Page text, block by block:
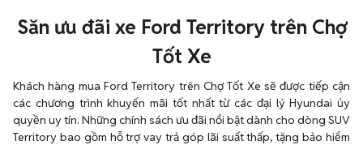
Săn ưu đãi xe Ford Territory trên Chợ
Tốt Xe
Khách hàng mua Ford Territory trên Chợ Tốt Xe sẽ được tiếp cận
các chương trình khuyến mãi tốt nhất từ các đại lý Hyundai ủy
quyền uy tín. Những chính sách ưu đãi nổi bật dành cho dòng SUV
Territory bao gồm hỗ trợ vay trả góp lãi suất thấp, tặng bảo hiểm